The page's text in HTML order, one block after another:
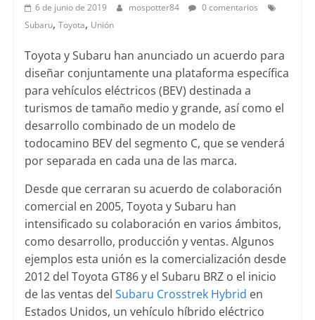
6 de junio de 2019 mospotter84
0 comentarios
Subaru, Toyota, Unión
Toyota y Subaru han anunciado un acuerdo para
diseñar conjuntamente una plataforma específica
para vehículos eléctricos (BEV) destinada a
turismos de tamaño medio y grande, así como el
desarrollo combinado de un modelo de
todocamino BEV del segmento C, que se venderá
por separada en cada una de las marca.
Desde que cerraran su acuerdo de colaboración
comercial en 2005, Toyota y Subaru han
intensificado su colaboración en varios ámbitos,
como desarrollo, producción y ventas. Algunos
ejemplos esta unión es la comercialización desde
2012 del Toyota GT86 y el Subaru BRZ o el inicio
de las ventas del Subaru Crosstrek Hybrid en
Estados Unidos, un vehículo híbrido eléctrico